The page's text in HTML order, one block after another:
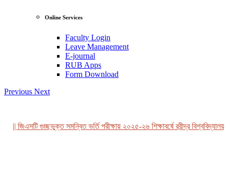
Online Services
Faculty Login
Leave Management
E-journal
RUB Apps
Form Download
Previous Next
|| জিএসটি গুচ্ছভুক্ত সমন্বিত ভর্তি পরীক্ষায় ২০২৫-২৬ শিক্ষাবর্ষে রবীন্দ্র